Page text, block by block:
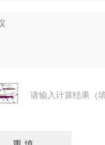
请输入计算结果（